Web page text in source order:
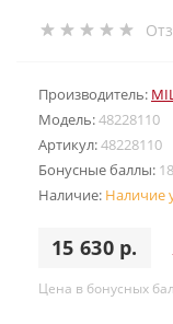
Производитель:
Модель:48228110
Артикул:48228110
Бонусные баллы:
Наличие: Наличие
15 630 р.
Цена в бонусных